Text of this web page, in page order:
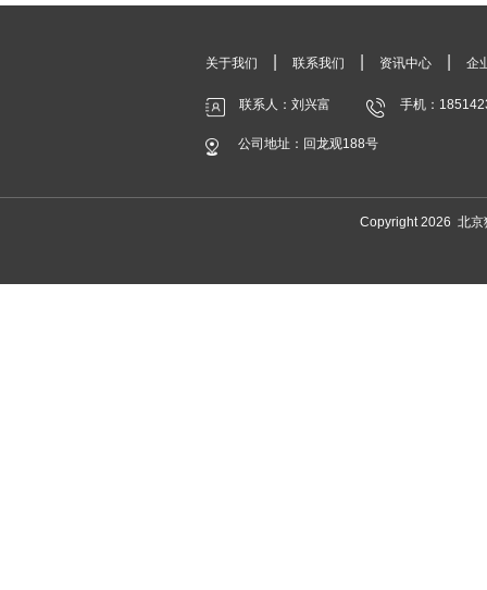
关于我们 联系我们 资讯中心 企
联系人：刘兴富 手机：
公司地址：回龙观188号
Copyright 2026 北